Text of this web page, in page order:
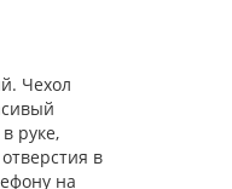
Чехол
руке,
в
на